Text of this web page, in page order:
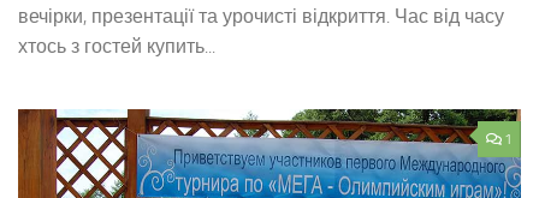
вечірки, презентації та урочисті відкриття. Час від часу
хтось з гостей купить...
1